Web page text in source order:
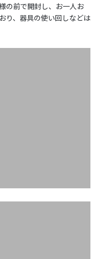
の前で開封し、お一人お
り、器具の使い回しなどは